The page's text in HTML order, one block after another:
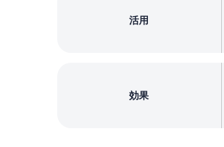
活用
効果